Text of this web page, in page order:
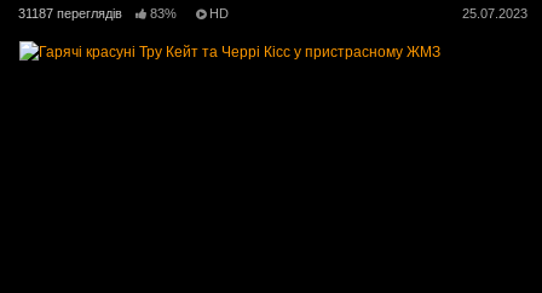
31187 переглядів 83% HD 25.07.2023